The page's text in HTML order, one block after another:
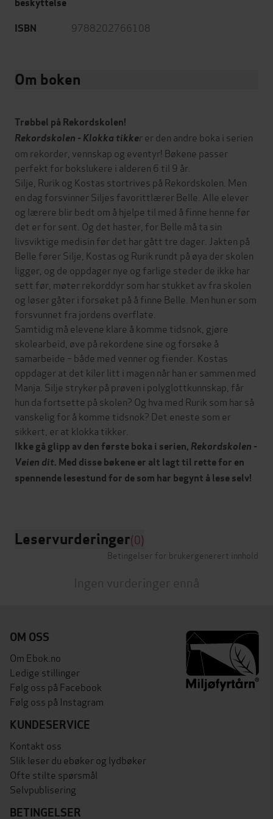
beskyttelse
ISBN 9788202766108
Om boken
Trøbbel på Rekordskolen!
Rekordskolen - Klokka tikkerer den andre boka i serien
om rekorder, vennskap og eventyr! Bøkene passer
perfekt for bokslukere i alderen 6 til 9 år.
Silje, Rurik og Kostas stortrives på Rekordskolen. Men
en dag forsvinner Siljes favorittlærer Belle. Alle elever
og lærere blir bedt om å hjelpe til med å finne henne før
det er for sent. Og det haster, for Belle må ta sin
livsviktige medisin før det har gått tre dager. Jakten på
Belle fører Silje, Kostas og Rurik rundt på øya der skolen
ligger, og de oppdager nye og farlige steder de ikke har
sett før, møter rekorddyr som har stukket av fra skolen
og løser gåter i forsøket på å finne Belle. Men hun er som
forsvunnet fra jordens overflate.
Samtidig må elevene klare å komme tidsnok, gjøre
skolearbeid, øve på rekordene sine og forsøke å
samarbeide – både med venner og fiender. Kostas
oppdager at det kiler litt i magen når han er sammen med
Manja. Silje stryker på prøven i polyglottkunnskap, får
hun da fortsette på skolen? Og hva med Rurik som har så
vanskelig for å komme tidsnok? Det eneste som er
sikkert, er at klokka tikker.
Ikke gå glipp av den første boka i serien, Rekordskolen -
Veien dit. Med disse bøkene er alt lagt til rette for en
spennende lesestund for de som har begynt å lese selv!
Leservurderinger(0)
Betingelser for brukergenerert innhold
Ingen vurderinger ennå
OM OSS
Om Ebok.no
Ledige stillinger
Følg oss på Facebook
Følg oss på Instagram
KUNDESERVICE
Kontakt oss
Slik leser du ebøker og lydbøker
Ofte stilte spørsmål
Selvpublisering
BETINGELSER